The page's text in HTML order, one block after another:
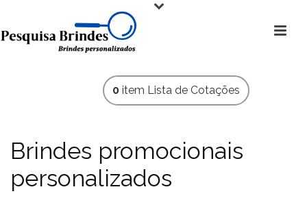
0item Lista de Cotações
Brindes promocionais
personalizados